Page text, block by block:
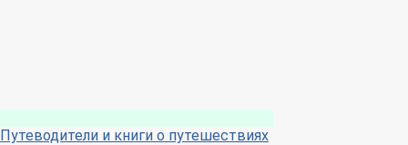
Путеводители и книги о путешествиях